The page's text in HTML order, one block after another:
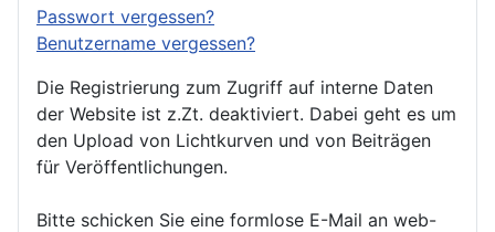
Passwort vergessen?
Benutzername vergessen?
Die Registrierung zum Zugriff auf interne Daten
der Website ist z.Zt. deaktiviert. Dabei geht es um
den Upload von Lichtkurven und von Beiträgen
für Veröffentlichungen.
Bitte schicken Sie eine formlose E-Mail an web-